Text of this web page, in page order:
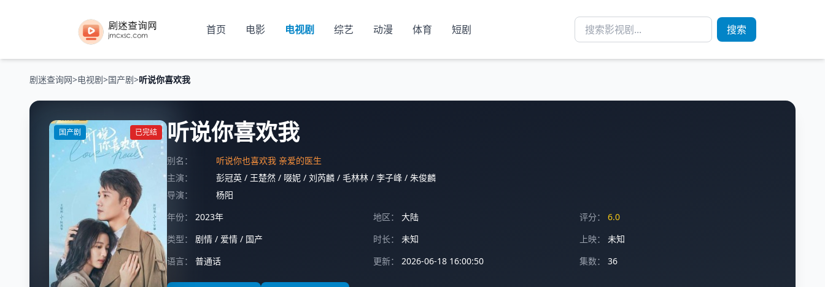
首页 电影 电视剧 综艺 动漫 体育 短剧 搜索
剧迷查询网>电视剧>国产剧>听说你喜欢我
国产剧 已完结 听说你喜欢我
别名：
听说你也喜欢我 亲爱的医生
主演：
彭冠英 / 王楚然 / 啜妮 / 刘芮麟 / 毛林林 / 李子峰 / 朱俊麟
导演：
杨阳
年份：
2023年 地区： 大陆 评分：
6.0
类型：
剧情 / 爱情 / 国产 时长： 未知 上映：
未知
语言：
普通话 更新： 2026-06-18 16:00:50 集数： 36